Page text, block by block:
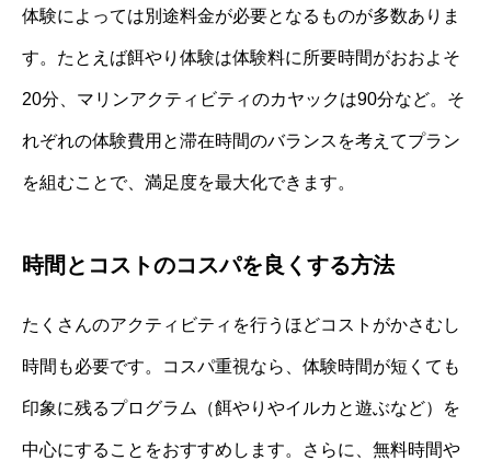
体験によっては別途料金が必要となるものが多数ありま
す。たとえば餌やり体験は体験料に所要時間がおおよそ
20分、マリンアクティビティのカヤックは90分など。そ
れぞれの体験費用と滞在時間のバランスを考えてプラン
を組むことで、満足度を最大化できます。
時間とコストのコスパを良くする方法
たくさんのアクティビティを行うほどコストがかさむし
時間も必要です。コスパ重視なら、体験時間が短くても
印象に残るプログラム（餌やりやイルカと遊ぶなど）を
中心にすることをおすすめします。さらに、無料時間や